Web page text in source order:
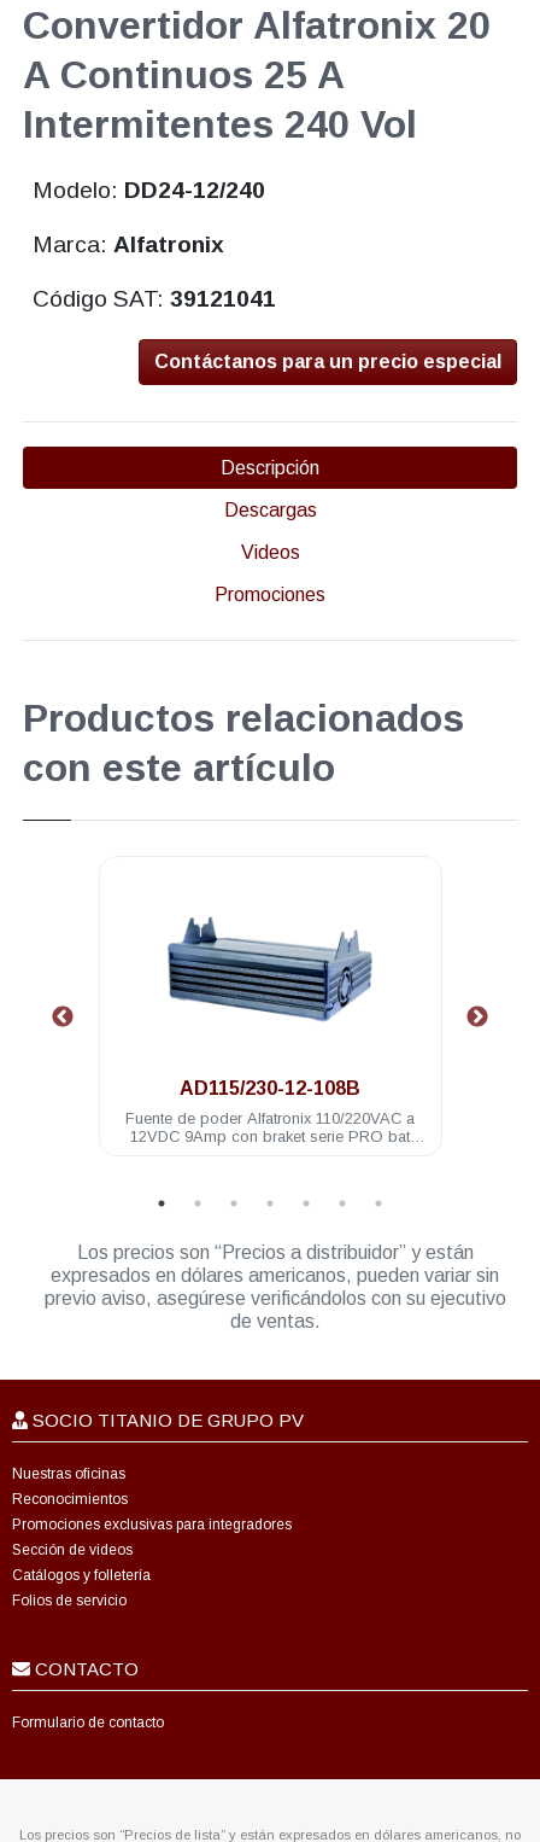
Convertidor Alfatronix 20
A Continuos 25 A
Intermitentes 240 Vol
Modelo: DD24-12/240
Marca: Alfatronix
Código SAT:39121041
Contáctanos para un precio especial
Descripción
Descargas
Videos
Promociones
Productos relacionados
con este artículo
AD115/230-12-108B
de poder Alfatronix 110/220VAC a
9Amp con braket serie PRO bat
Fuente de poder Alfatronix
12VDC 14Amp rango
Los precios son “Precios a distribuidor” y están
expresados en dólares americanos, pueden variar sin
previo aviso, asegúrese verificándolos con su ejecutivo
de ventas.
SOCIO TITANIO DE GRUPO PV
Nuestras oficinas
Reconocimientos
Promociones exclusivas para integradores
Sección de videos
Catálogos y folletería
Folios de servicio
CONTACTO
Formulario de contacto
Los precios son “Precios de lista” y están expresados en dólares americanos, no